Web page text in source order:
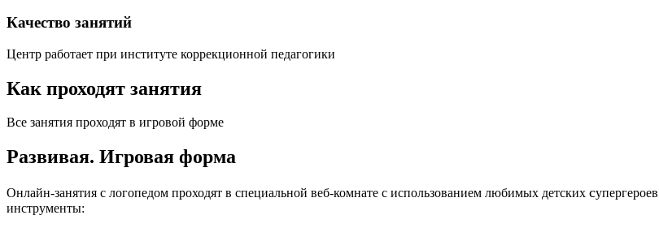
Качество занятий
Центр работает при институте коррекционной педагогики
Как проходят занятия
Все занятия проходят в игровой форме
Развивая. Игровая форма
Онлайн-занятия с логопедом проходят в специальной веб-комнате с использованием любимых детских c
инструменты: